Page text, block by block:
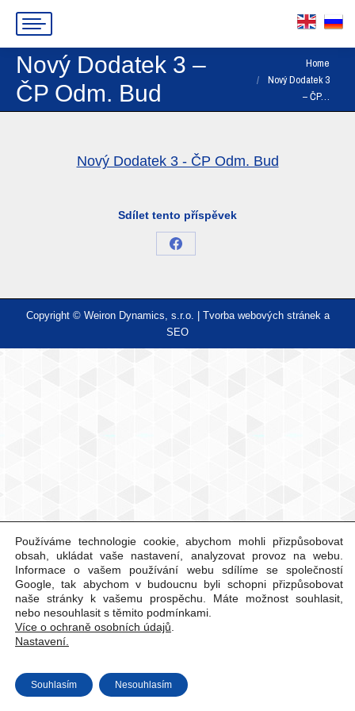
Nový Dodatek 3 –
ČP Odm. Bud
You are here:
Home
Nový Dodatek 3
– ČP…
Nový Dodatek 3 - ČP Odm. Bud
Sdílet tento příspěvek
Share
Facebook
Copyright © Weiron Dynamics, s.r.o. | Tvorba webových stráneka
SEO
Používáme technologie cookie, abychom mohli přizpůsobovat
obsah, ukládat vaše nastavení, analyzovat provoz na webu.
Informace o vašem používání webu sdílíme se společností
Google, tak abychom v budoucnu byli schopni přizpůsobovat
naše stránky k vašemu prospěchu. Máte možnost souhlasit,
nebo nesouhlasit s těmito podmínkami.
Více o ochraně osobních údajů
Nastavení.
Souhlasím Nesouhlasím